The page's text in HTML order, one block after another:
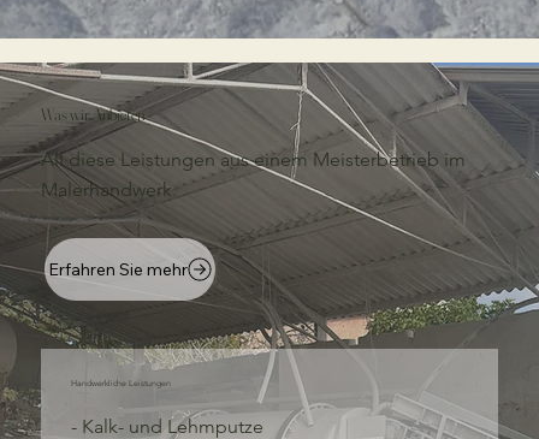
Was wir Anbieten
All diese Leistungen aus einem Meisterbetrieb im
Malerhandwerk.
Erfahren Sie mehr
Handwerkliche Leistungen
- Kalk- und Lehmputze